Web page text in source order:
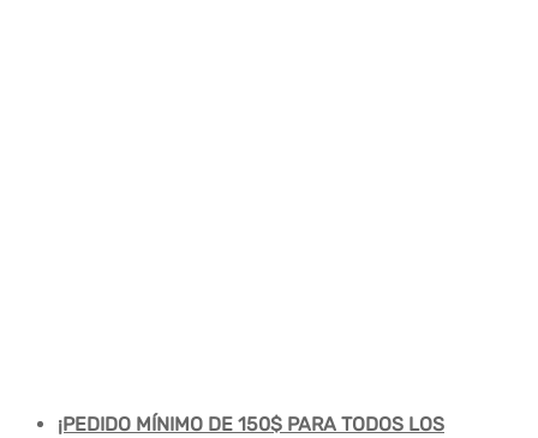
¡PEDIDO MÍNIMO DE 150$ PARA TODOS LOS